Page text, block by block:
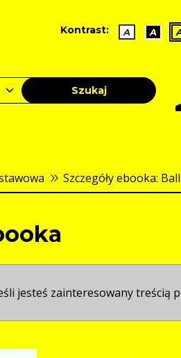
Kontrast: A A
Szukaj
Szczegóły ebooka:
jesteś zainteresowany treścią